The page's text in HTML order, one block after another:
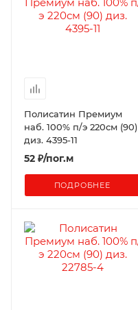
Полисатин Премиум
наб. 100% п/э 220см (90)
диз. 4395-11
52 ₽/пог.м
ПОДРОБНЕЕ